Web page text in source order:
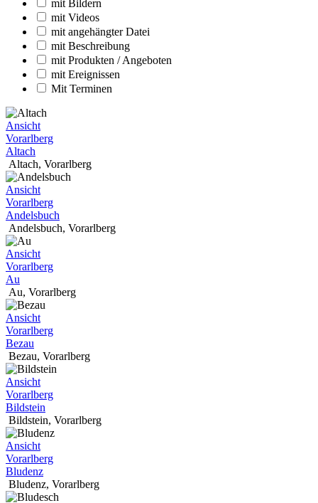
mit Bildern
mit Videos
mit angehängter Datei
mit Beschreibung
mit Produkten / Angeboten
mit Ereignissen
Mit Terminen
Ansicht
Vorarlberg
Altach
Altach, Vorarlberg
Ansicht
Vorarlberg
Andelsbuch
Andelsbuch, Vorarlberg
Ansicht
Vorarlberg
Au
Au, Vorarlberg
Ansicht
Vorarlberg
Bezau
Bezau, Vorarlberg
Ansicht
Vorarlberg
Bildstein
Bildstein, Vorarlberg
Ansicht
Vorarlberg
Bludenz
Bludenz, Vorarlberg